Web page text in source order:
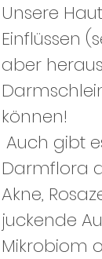
Unsere
Einflüssen
aber
können!
Darmflora
Akne,
juckende
Mikrobiom